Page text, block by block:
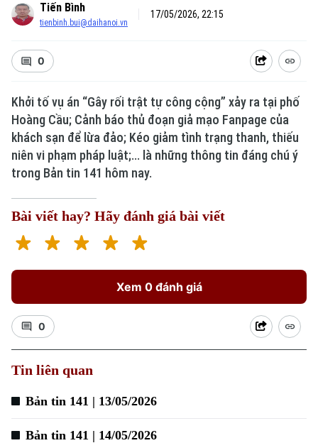
Xu hướng
Tiến Bình
tienbinh.bui@daihanoi.vn
17/05/2026, 22:15
0
Khởi tố vụ án “Gây rối trật tự công cộng” xảy ra tại phố
Hoàng Cầu; Cảnh báo thủ đoạn giả mạo Fanpage của
khách sạn để lừa đảo; Kéo giảm tình trạng thanh, thiếu
niên vi phạm pháp luật;... là những thông tin đáng chú ý
trong Bản tin 141 hôm nay.
Bài viết hay? Hãy đánh giá bài viết
Xem 0 đánh giá
0
Tin liên quan
Bản tin 141 | 13/05/2026
Bản tin 141 | 14/05/2026